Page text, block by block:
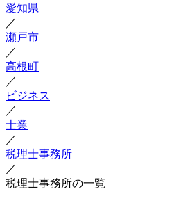
愛知県
／
瀬戸市
／
高根町
／
ビジネス
／
士業
／
税理士事務所
／
税理士事務所の一覧